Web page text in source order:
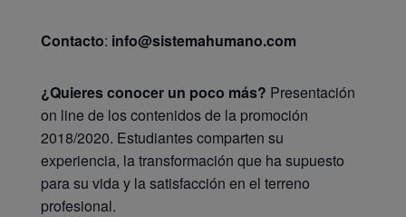
Contacto: info@sistemahumano.com
¿Quieres conocer un poco más? Presentación
on line de los contenidos de la promoción
2018/2020. Estudiantes comparten su
experiencia, la transformación que ha supuesto
para su vida y la satisfacción en el terreno
profesional.